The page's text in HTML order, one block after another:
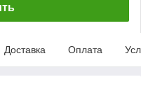
Доставка Оплата